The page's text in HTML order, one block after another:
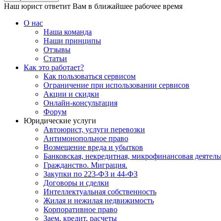
Наш юрист ответит Вам в ближайшее рабочее время
О нас
Наша команда
Наши принципы
Отзывы
Статьи
Как это работает?
Как пользоваться сервисом
Ограничение при использовании сервисов
Акции и скидки
Онлайн-консультация
Форум
Юридические услуги
Автоюрист, услуги перевозки
Антимонопольное право
Возмещение вреда и убытков
Банковская, некредитная, микрофинансовая
Гражданство. Миграция.
Закупки по 223-ФЗ и 44-ФЗ
Договоры и сделки
Интеллектуальная собственность
Жилая и нежилая недвижимость
Корпоративное право
Заем, кредит, расчеты